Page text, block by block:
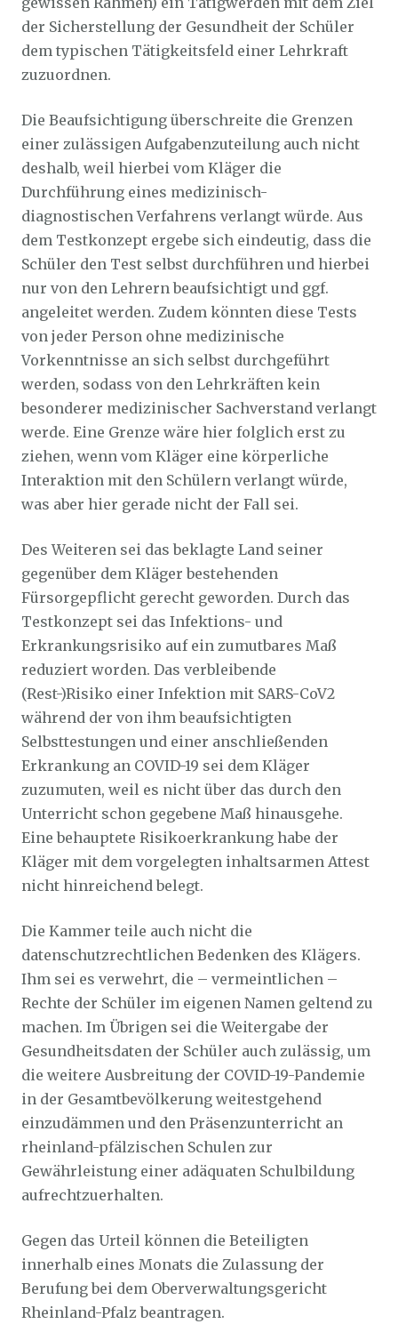
der Sicherstellung der Gesundheit der Schüler
dem typischen Tätigkeitsfeld einer Lehrkraft
zuzuordnen.
Die Beaufsichtigung überschreite die Grenzen
einer zulässigen Aufgabenzuteilung auch nicht
deshalb, weil hierbei vom Kläger die
Durchführung eines medizinisch-
diagnostischen Verfahrens verlangt würde. Aus
dem Testkonzept ergebe sich eindeutig, dass die
Schüler den Test selbst durchführen und hierbei
nur von den Lehrern beaufsichtigt und ggf.
angeleitet werden. Zudem könnten diese Tests
von jeder Person ohne medizinische
Vorkenntnisse an sich selbst durchgeführt
werden, sodass von den Lehrkräften kein
besonderer medizinischer Sachverstand verlangt
werde. Eine Grenze wäre hier folglich erst zu
ziehen, wenn vom Kläger eine körperliche
Interaktion mit den Schülern verlangt würde,
was aber hier gerade nicht der Fall sei.
Des Weiteren sei das beklagte Land seiner
gegenüber dem Kläger bestehenden
Fürsorgepflicht gerecht geworden. Durch das
Testkonzept sei das Infektions- und
Erkrankungsrisiko auf ein zumutbares Maß
reduziert worden. Das verbleibende
(Rest-)Risiko einer Infektion mit SARS-CoV2
während der von ihm beaufsichtigten
Selbsttestungen und einer anschließenden
Erkrankung an COVID-19 sei dem Kläger
zuzumuten, weil es nicht über das durch den
Unterricht schon gegebene Maß hinausgehe.
Eine behauptete Risikoerkrankung habe der
Kläger mit dem vorgelegten inhaltsarmen Attest
nicht hinreichend belegt.
Die Kammer teile auch nicht die
datenschutzrechtlichen Bedenken des Klägers.
Ihm sei es verwehrt, die – vermeintlichen –
Rechte der Schüler im eigenen Namen geltend zu
machen. Im Übrigen sei die Weitergabe der
Gesundheitsdaten der Schüler auch zulässig, um
die weitere Ausbreitung der COVID-19-Pandemie
in der Gesamtbevölkerung weitestgehend
einzudämmen und den Präsenzunterricht an
rheinland-pfälzischen Schulen zur
Gewährleistung einer adäquaten Schulbildung
aufrechtzuerhalten.
Gegen das Urteil können die Beteiligten
innerhalb eines Monats die Zulassung der
Berufung bei dem Oberverwaltungsgericht
Rheinland-Pfalz beantragen.